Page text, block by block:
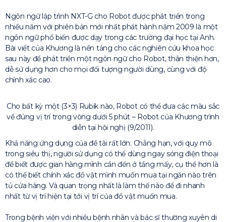
Ngôn ngữ lập trình NXT-G cho Robot được phát triển trong
nhiều năm với phiên bản mới nhất phát hành năm 2009 là một
ngôn ngữ phổ biến được dạy trong các trường đại học tại Anh.
Bài viết của Khương là nền tảng cho các nghiên cứu khoa học
sau này để phát triển một ngôn ngữ cho Robot, thân thiện hơn,
dễ sử dụng hơn cho mọi đối tượng người dùng, cùng với độ
chính xác cao.
Cho bất kỳ một (3×3) Rubik nào, Robot có thể đưa các màu sắc
về đúng vị trí trong vòng dưới 5 phút – Robot của Khương trình
diễn tại hội nghị (9/2011).
Khả năng ứng dụng của đề tài rất lớn. Chẳng hạn, với quy mô
trong siêu thị, người sử dụng có thể dùng ngay sóng điện thoại
để biết được gian hàng mình cần đến ở tầng mấy, cụ thể hơn là
có thể biết chính xác đồ vật mình muốn mua tại ngăn nào trên
tủ cửa hàng. Và quan trọng nhất là làm thế nào để đi nhanh
nhất từ vị trí hiện tại tới vị trí của đồ vật muốn mua.
Trong bệnh viện với nhiều bệnh nhân và bác sĩ thường xuyên di